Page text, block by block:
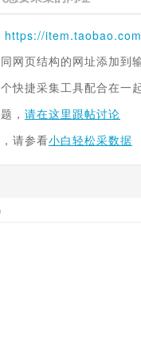
https://item.taobao.com
网页结构的网址添加到
快捷采集工具配合在一
， 请在这里跟帖讨论
请参看小白轻松采数据